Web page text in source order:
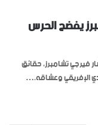
يفضح الحرس
تشامبرز، حقائق
الإفريقي وعشاقه.…